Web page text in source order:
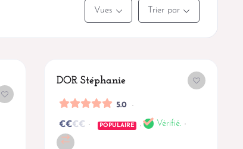
Vues Trier par
DOR Stéphanie
5.0
€€€€ POPULAIRE Vérifié.